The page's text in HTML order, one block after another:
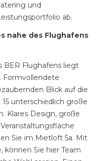
und
ab.
nahe des Flughafens
BER Flughafens liegt
. Formvollendete
Blick auf die
unterschiedlich große
Klares Design, große
Sie im Mietloft 5a. Mit
können Sie hier Team